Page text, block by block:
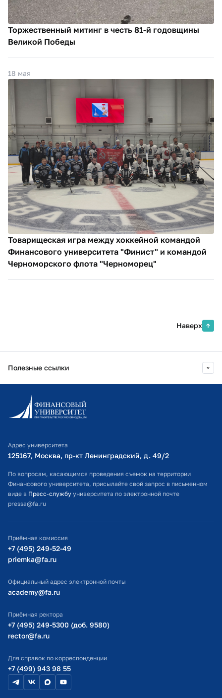
Торжественный митинг в честь 81-й годовщины
Великой Победы
18 мая
Товарищеская игра между хоккейной командой
Финансового университета "Финист" и командой
Черноморского флота "Черноморец"
Наверх
Полезные ссылки
Информационно-образовательный портал
Личный кабинет поступающего
Оплата обучения
Расписание занятий
Студенческий офис
Официальный адрес электронной почты
Министерство просвещения РФ
Министерство науки и высшего образования РФ
Адрес университета
125167, Москва, пр-кт Ленинградский, д. 49/2​
По вопросам, касающимся проведения съемок на территории
Финансового университета, присылайте свой запрос в письменном
виде в Пресс-службу университета по электронной почте
pressa@fa.ru
Приёмная комиссия
+7 (495) 249-52-49
priemka@fa.ru
Официальный адрес электронной почты
academy@fa.ru
Приёмная ректора
+7 (495) 249-5300 (доб. 9580)
rector@fa.ru
Для справок по корреспонденции
+7 (499) 943 98 55